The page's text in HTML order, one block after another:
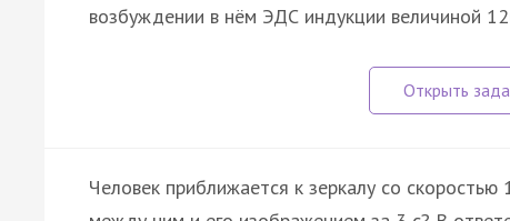
возбуждении в нём ЭДС индукции величиной
Человек приближается к зеркалу со